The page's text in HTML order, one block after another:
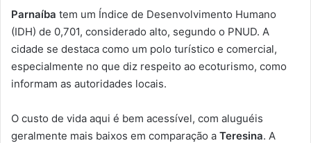
Parnaíba tem um Índice de Desenvolvimento Humano
(IDH) de 0,701, considerado alto, segundo o PNUD. A
cidade se destaca como um polo turístico e comercial,
especialmente no que diz respeito ao ecoturismo, como
informam as autoridades locais.
O custo de vida aqui é bem acessível, com aluguéis
geralmente mais baixos em comparação a Teresina. A